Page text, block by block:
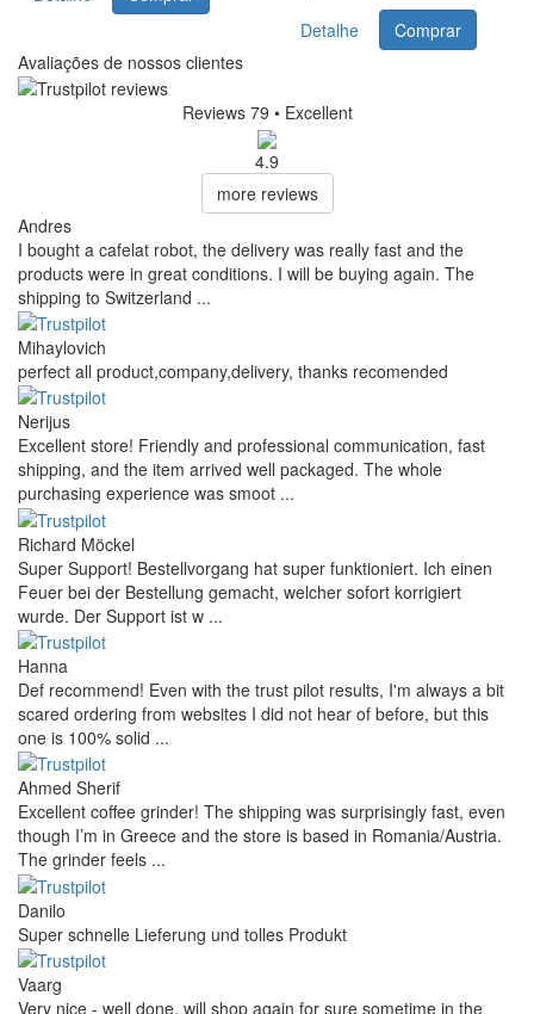
Detalhe
Comprar
Avaliações de nossos clientes
Reviews 79 • Excellent
4.9
more reviews
Andres
I bought a cafelat robot, the delivery was really fast and the
products were in great conditions. I will be buying again. The
shipping to Switzerland ...
Mihaylovich
perfect all product,company,delivery, thanks recomended
Nerijus
Excellent store! Friendly and professional communication, fast
shipping, and the item arrived well packaged. The whole
purchasing experience was smoot ...
Richard Möckel
Super Support! Bestellvorgang hat super funktioniert. Ich einen
Feuer bei der Bestellung gemacht, welcher sofort korrigiert
wurde. Der Support ist w ...
Hanna
Def recommend! Even with the trust pilot results, I'm always a bit
scared ordering from websites I did not hear of before, but this
one is 100% solid ...
Ahmed Sherif
Excellent coffee grinder! The shipping was surprisingly fast, even
though I’m in Greece and the store is based in Romania/Austria.
The grinder feels ...
Danilo
Super schnelle Lieferung und tolles Produkt
Vaarg
Very nice - well done, will shop again for sure sometime in the